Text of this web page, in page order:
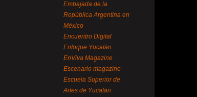
Embajada de la
República Argentina en
México
Encuentro Digital
Enfoque Yucatán
EnViva Magazine
Escenario magazine
Escuela Superior de
Artes de Yucatán